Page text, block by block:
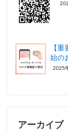
【
始の
2025
アーカイブ